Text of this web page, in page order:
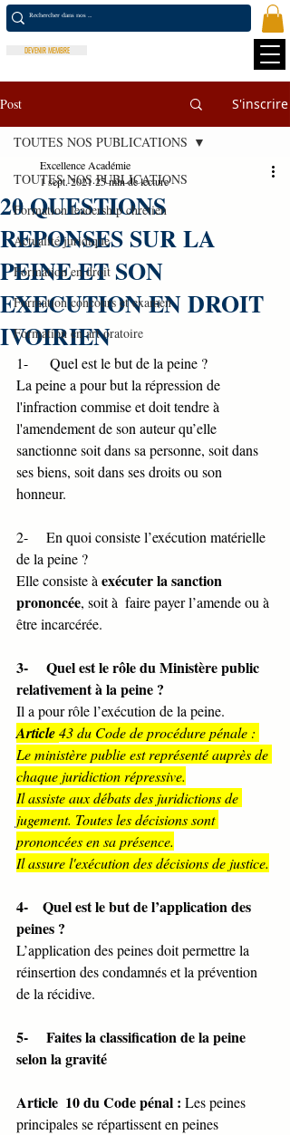
DEVENIR MEMBRE
Post S'inscrire
TOUTES NOS PUBLICATIONS
Formation leadership chrétien
Actualité juridique
Formation en droit
Formation concours et examen
Formation en art oratoire
TOUTES NOS PUBLICATIONS
20 QUESTIONS
REPONSES SUR LA
PEINE ET SON
EXECUTION EN DROIT
IVOIRIEN
Excellence Académie
1 sept. 2021 25 min de lecture
1-      Quel est le but de la peine ?
La peine a pour but la répression de
l'infraction commise et doit tendre à
l'amendement de son auteur qu’elle
sanctionne soit dans sa personne, soit dans
ses biens, soit dans ses droits ou son
honneur.
2-     En quoi consiste l’exécution matérielle
de la peine ?
Elle consiste à exécuter la sanction
prononcée, soit à  faire payer l’amende ou à
être incarcérée.
3-     Quel est le rôle du Ministère public
relativement à la peine ?
Il a pour rôle l’exécution de la peine.
Article 43 du Code de procédure pénale :
Le ministère publie est représenté auprès de
chaque juridiction répressive.
Il assiste aux débats des juridictions de
jugement. Toutes les décisions sont
prononcées en sa présence.
Il assure l'exécution des décisions de justice.
4-    Quel est le but de l’application des
peines ?
L’application des peines doit permettre la
réinsertion des condamnés et la prévention
de la récidive.
5-     Faites la classification de la peine
selon la gravité
Article  10 du Code pénal : Les peines
principales se répartissent en peines